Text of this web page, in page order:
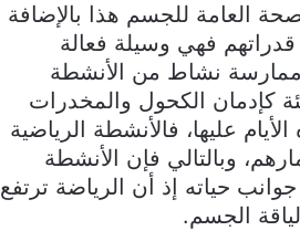
العامة للجسم هذا بالإضافة
فهي وسيلة فعالة
ممارسة نشاط من الأنشطة
كإدمان الكحول والمخدرات
عليها، فالأنشطة الرياضية
وبالتالي فإن الأنشطة
حياته إذ أن الرياضة ترتفع
الجسم.